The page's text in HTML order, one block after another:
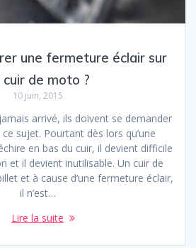
une fermeture éclair sur
cuir de moto ?
10 juin, 2015
arrivé, ils doivent se demander
sujet. Pourtant dès lors qu’une
en bas du cuir, il devient difficile
et il devient inutilisable. Un cuir de
et à cause d’une fermeture éclair,
il n’est…
Lire la suite